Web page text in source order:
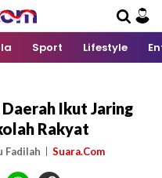
Sport Lifestyle
Ikut Jaring
Rakyat
Fadilah Suara.Com